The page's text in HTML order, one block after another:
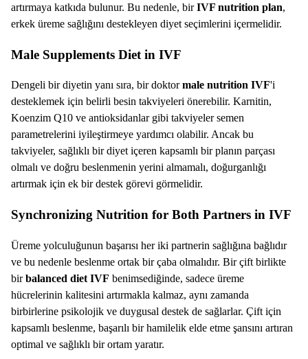
artırmaya katkıda bulunur. Bu nedenle, birIVF nutrition plan,
erkek üreme sağlığını destekleyen diyet seçimlerini içermelidir.
Male Supplements Diet in IVF
Dengeli bir diyetin yanı sıra, bir doktormale nutrition IVF'i
desteklemek için belirli besin takviyeleri önerebilir. Karnitin,
Koenzim Q10 ve antioksidanlar gibi takviyeler semen
parametrelerini iyileştirmeye yardımcı olabilir. Ancak bu
takviyeler, sağlıklı bir diyet içeren kapsamlı bir planın parçası
olmalı ve doğru beslenmenin yerini almamalı, doğurganlığı
artırmak için ek bir destek görevi görmelidir.
Synchronizing Nutrition for Both Partners in IVF
Üreme yolculuğunun başarısı her iki partnerin sağlığına bağlıdır
ve bu nedenle beslenme ortak bir çaba olmalıdır. Bir çift birlikte
birbalanced diet IVF benimsediğinde, sadece üreme
hücrelerinin kalitesini artırmakla kalmaz, aynı zamanda
birbirlerine psikolojik ve duygusal destek de sağlarlar. Çift için
kapsamlı beslenme, başarılı bir hamilelik elde etme şansını artıran
optimal ve sağlıklı bir ortam yaratır.